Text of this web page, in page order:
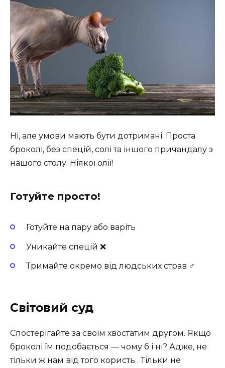
Ні, але умови мають бути дотримані. Проста
броколі, без спецій, солі та іншого причандалу з
нашого столу. Ніякої олії!
Готуйте просто!
Готуйте на пару або варіть
Уникайте спецій ❌
Тримайте окремо від людських страв ‍♂️
Світовий суд
Спостерігайте за своїм хвостатим другом. Якщо
броколі їм подобається — чому б і ні? Адже, не
тільки ж нам від того користь ️. Тільки не